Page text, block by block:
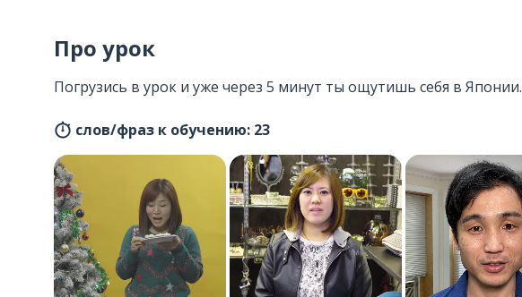
Про урок
Погрузись в урок и уже через 5 минут ты ощутишь себя в Японии.
слов/фраз к обучению: 23